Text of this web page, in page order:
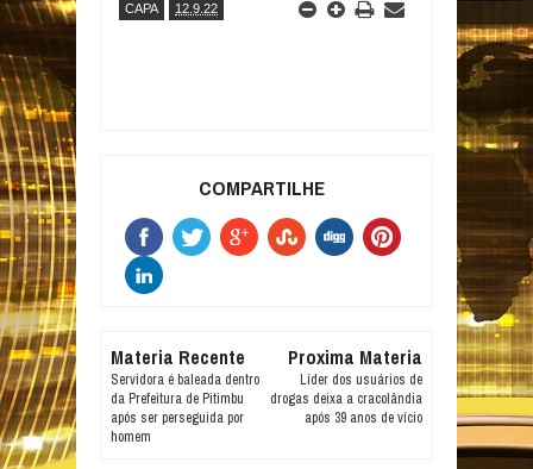
CAPA 12.9.22
COMPARTILHE
Materia Recente
Servidora é baleada dentro
da Prefeitura de Pitimbu
após ser perseguida por
homem
Proxima Materia
Líder dos usuários de
drogas deixa a cracolândia
após 39 anos de vício